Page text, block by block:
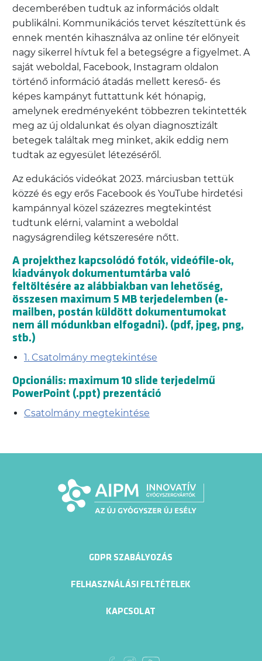
decemberében tudtuk az információs oldalt
publikálni. Kommunikációs tervet készítettünk és
ennek mentén kihasználva az online tér előnyeit
nagy sikerrel hívtuk fel a betegségre a figyelmet. A
saját weboldal, Facebook, Instagram oldalon
történő információ átadás mellett kereső- és
képes kampányt futtattunk két hónapig,
amelynek eredményeként többezren tekintették
meg az új oldalunkat és olyan diagnosztizált
betegek találtak meg minket, akik eddig nem
tudtak az egyesület létezéséről.
Az edukációs videókat 2023. márciusban tettük
közzé és egy erős Facebook és YouTube hirdetési
kampánnyal közel százezres megtekintést
tudtunk elérni, valamint a weboldal
nagyságrendileg kétszeresére nőtt.
A projekthez kapcsolódó fotók, videófile-ok,
kiadványok dokumentumtárba való
feltöltésére az alábbiakban van lehetőség,
összesen maximum 5 MB terjedelemben (e-
mailben, postán küldött dokumentumokat
nem áll módunkban elfogadni). (pdf, jpeg, png,
stb.)
1. Csatolmány megtekintése
Opcionális: maximum 10 slide terjedelmű
PowerPoint (.ppt) prezentáció
Csatolmány megtekintése
GDPR SZABÁLYOZÁS
FELHASZNÁLÁSI FELTÉTELEK
KAPCSOLAT